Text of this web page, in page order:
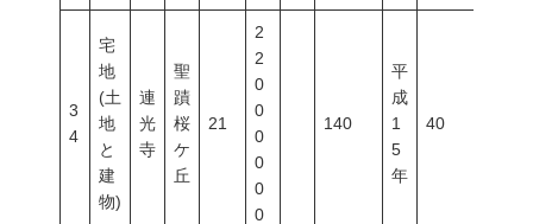
3
4
宅
地
(土
地
と
建
物)
連
光
寺
聖
蹟
桜
ケ
丘
21
2
2
0
0
0
0
0
0
140
平
成
1
5
年
40